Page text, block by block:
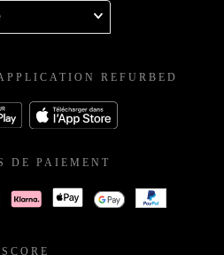
REFURBED
DE PAIEMENT
SCORE